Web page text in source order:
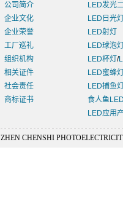
公司简介
企业文化
企业荣誉
工厂巡礼
组织机构
相关证件
社会责任
商标证书
LED发光
LED日光灯
LED射灯
LED球泡灯
LED杯灯 /
LED蜜蜂灯
LED捕鱼灯
食人鱼LED
LED应用
CHENSHI